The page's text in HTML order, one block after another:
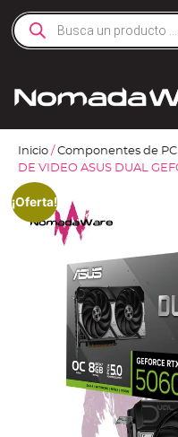
Inicio / Componentes de PC
DE VIDEO ASUS DUAL
¡Oferta!